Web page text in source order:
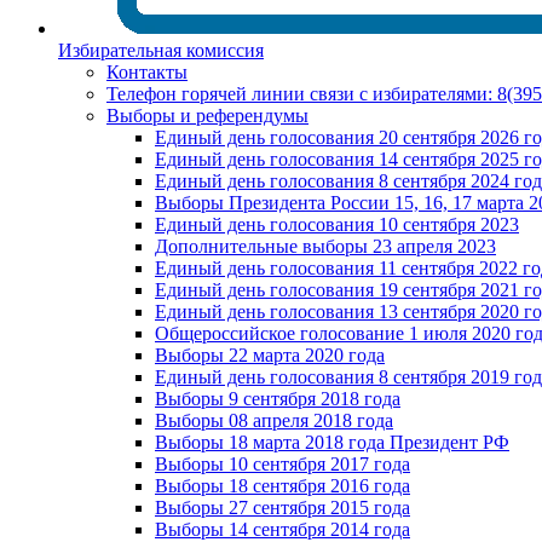
Избирательная комиссия
Контакты
Телефон горячей линии связи с избирателями:
Выборы и референдумы
Единый день голосования 20 сентября 2026
Единый день голосования 14 сентября 2025
Единый день голосования 8 сентября 2024
Выборы Президента России 15, 16, 17 марта
Единый день голосования 10 сентября 2023
Дополнительные выборы 23 апреля 2023
Единый день голосования 11 сентября 2022
Единый день голосования 19 сентября 2021
Единый день голосования 13 сентября 2020
Общероссийское голосование 1 июля 2020
Выборы 22 марта 2020 года
Единый день голосования 8 сентября 2019
Выборы 9 сентября 2018 года
Выборы 08 апреля 2018 года
Выборы 18 марта 2018 года Президент РФ
Выборы 10 сентября 2017 года
Выборы 18 сентября 2016 года
Выборы 27 сентября 2015 года
Выборы 14 сентября 2014 года